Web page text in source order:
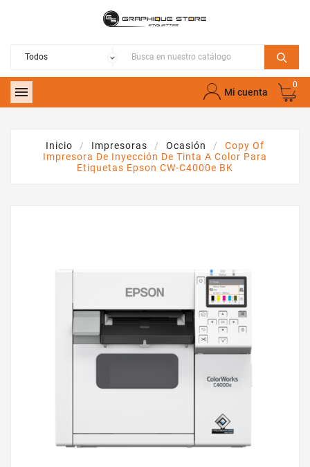
 Mi cuenta
0
Inicio Impresoras Ocasión
Copy Of
Impresora De Inyección De Tinta A Color Para
Etiquetas Epson CW-C4000e BK